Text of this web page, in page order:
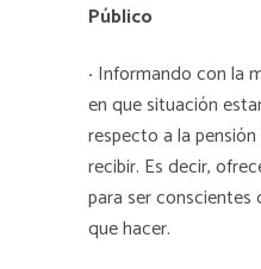
Público
· Informando con la
en que situación
respecto a la
recibir. Es decir,
para ser
que hacer.